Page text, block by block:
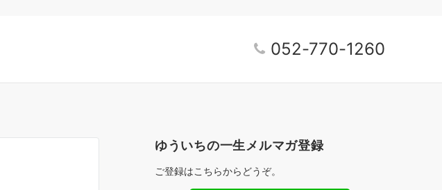
052-770-1260
ゆういちの一生メルマガ登録
ご登録はこちらからどうぞ。